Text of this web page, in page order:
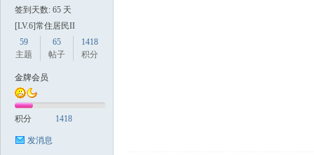
签到天数: 65 天
[LV.6]常住居民II
59
主题
65
帖子
1418
积分
金牌会员
积分 1418
发消息